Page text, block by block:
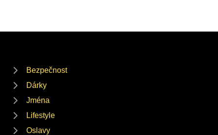
Bezpečnost
Dárky
Jména
Lifestyle
Oslavy